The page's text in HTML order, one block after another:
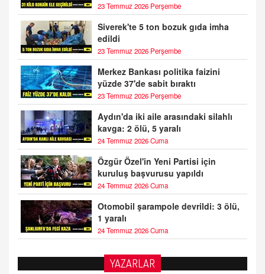
23 Temmuz 2026 Perşembe
Siverek'te 5 ton bozuk gıda imha
edildi
23 Temmuz 2026 Perşembe
Merkez Bankası politika faizini
yüzde 37'de sabit bıraktı
23 Temmuz 2026 Perşembe
Aydın'da iki aile arasındaki silahlı
kavga: 2 ölü, 5 yaralı
24 Temmuz 2026 Cuma
Özgür Özel'in Yeni Partisi için
kuruluş başvurusu yapıldı
24 Temmuz 2026 Cuma
Otomobil şarampole devrildi: 3 ölü,
1 yaralı
24 Temmuz 2026 Cuma
YAZARLAR